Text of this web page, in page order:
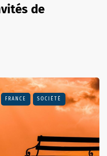
de
FRANCE SOCIÉTÉ